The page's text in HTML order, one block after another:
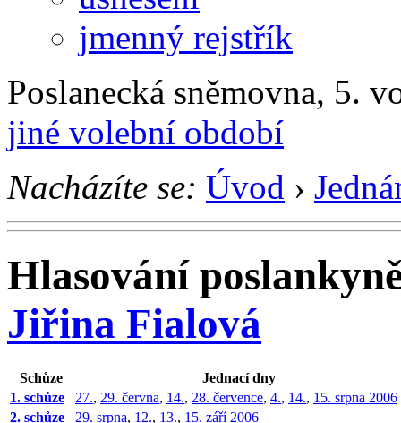
jmenný rejstřík
Poslanecká sněmovna, 5.
jiné volební období
Nacházíte se: Úvod ›
Hlasování
Jiřina Fialová
Schůze
Jednací dny
1. schůze
27., 29. června, 14., 28. července, 4., 14., 15. srpna 2006
2. schůze
29. srpna, 12., 13., 15. září 2006